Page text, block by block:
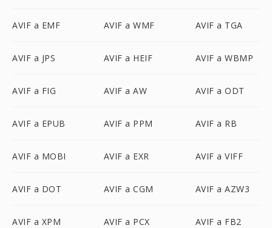
AVIF a EMF AVIF a WMF AVIF a TGA
AVIF a JPS AVIF a HEIF AVIF a WBMP
AVIF a FIG AVIF a AW AVIF a ODT
AVIF a EPUB AVIF a PPM AVIF a RB
AVIF a MOBI AVIF a EXR AVIF a VIFF
AVIF a DOT AVIF a CGM AVIF a AZW3
AVIF a XPM AVIF a PCX AVIF a FB2